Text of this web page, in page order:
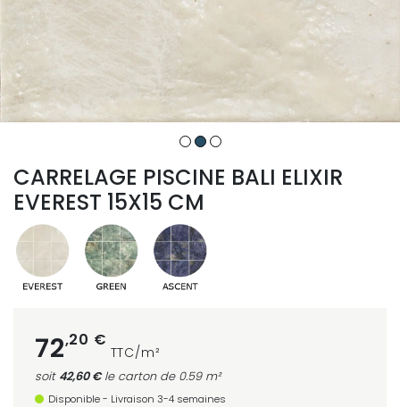
CARRELAGE PISCINE BALI ELIXIR
EVEREST 15X15 CM
72,20 €
TTC/m²
soit 42,60 €le carton de 0.59 m²
Disponible - Livraison 3-4 semaines